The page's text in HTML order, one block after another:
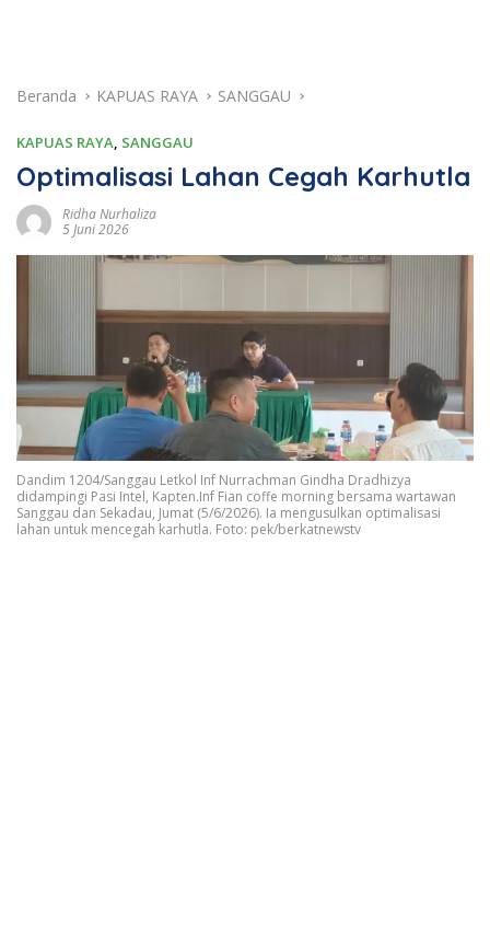
Beranda KAPUAS RAYA SANGGAU
KAPUAS RAYA, SANGGAU
Optimalisasi Lahan Cegah Karhutla
Ridha Nurhaliza
5 Juni 2026
Dandim 1204/Sanggau Letkol Inf Nurrachman Gindha Dradhizya
didampingi Pasi Intel, Kapten.Inf Fian coffe morning bersama wartawan
Sanggau dan Sekadau, Jumat (5/6/2026). Ia mengusulkan optimalisasi
lahan untuk mencegah karhutla. Foto: pek/berkatnewstv